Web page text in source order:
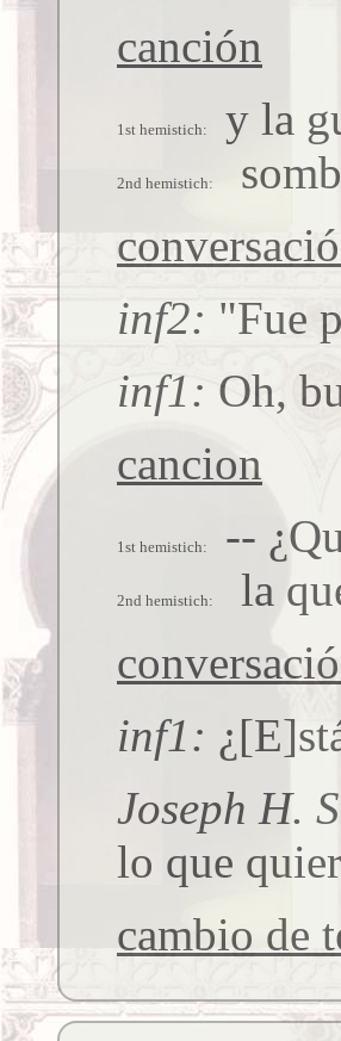
canción
y la
inf2
"Fue
inf1
Oh,
cancion
--
la
inf1
Joseph H.
lo que
cambio de